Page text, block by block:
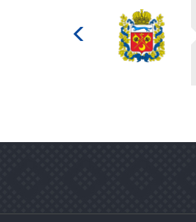
Министерство
культуры
Российской
федерации